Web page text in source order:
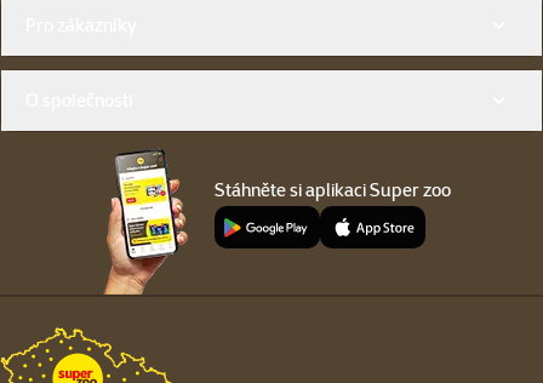
Stáhněte si aplikaci Super zoo